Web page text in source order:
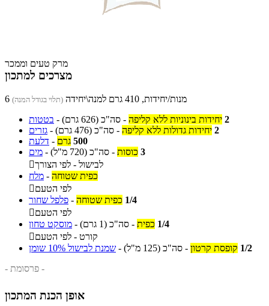
מרק טעים וממכר
מצרכים למתכון
6 מנות/יחידות, 410 גרם למנה\יחידה (תלוי בגודל המנה)
בטטות - 2 יחידות בינוניות ללא קליפה - סה"כ (626 גרם)
גזרים - 2 יחידות גדולות ללא קליפה - סה"כ (476 גרם)
דלעת - 500 גרם
מים - 3 כוסות - סה"כ (720 מ"ל)
לבישול - לפי הצורך
מלח - כפית שטוחה
לפי הטעם
פלפל שחור - 1/4 כפית שטוחה
לפי הטעם
מוסקט טחון - 1/4 כפית - סה"כ (1 גרם)
קורט - לפי הטעם
שמנת לבישול 10% שומן - 1/2 קופסת קרטון - סה"כ (125 מ"ל)
- פרסומת -
אופן הכנת המתכון